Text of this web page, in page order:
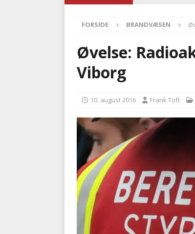
[ 5. august 2026 ]
i det offentlige
BRANDVÆSEN
nødsporet
FORSIDE BRANDVÆSEN
Øvelse:
Viborg
10. august 2016 Frank Toft